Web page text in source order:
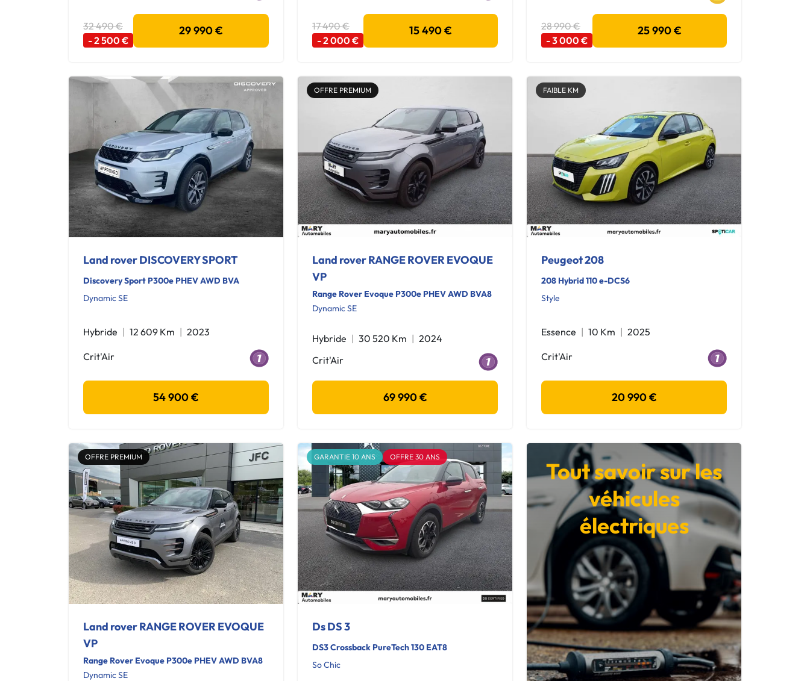
32 490 €
- 2 500 €
29 990 €
17 490 €
- 2 000 €
15 490 €
28 990 €
- 3 000 €
25 990 €
Land rover DISCOVERY SPORT
Discovery Sport P300e PHEV AWD BVA
Dynamic SE
Hybride 12 609 Km 2023
Crit'Air
54 900 €
OFFRE PREMIUM
Land rover RANGE ROVER EVOQUE
VP
Range Rover Evoque P300e PHEV AWD BVA8
Dynamic SE
Hybride 30 520 Km
2024
Crit'Air
69 990 €
FAIBLE KM
Peugeot 208
208 Hybrid 110 e-DCS6
Style
Essence 10 Km 2025
Crit'Air
20 990 €
OFFRE PREMIUM
Land rover RANGE ROVER EVOQUE
VP
Range Rover Evoque P300e PHEV AWD BVA8
Dynamic SE
GARANTIE 10 ANS OFFRE 30 ANS
Ds DS 3
DS3 Crossback PureTech 130 EAT8
So Chic
Tout savoir sur les
véhicules
électriques